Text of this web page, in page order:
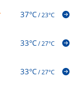
37°C/23°C
33°C/27°C
33°C/27°C